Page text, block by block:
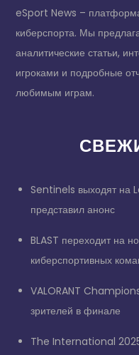
eSport News –
киберспорта. Мы
аналитические статьи,
игроками и подробные
любимым играм.
Sentinels выходят на
представил анонс
BLAST переходит на
киберспортивных
VALORANT
зрителей в финале
The International 2025